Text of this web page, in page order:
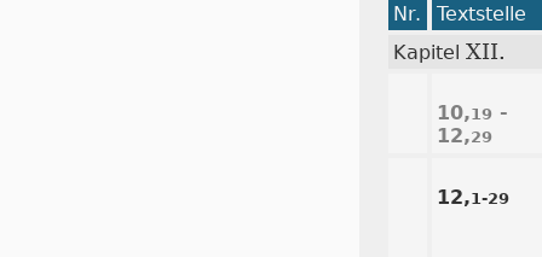
Nr.
Textstelle
Kapitel XII.
10,19 -
12,29
12,1-29